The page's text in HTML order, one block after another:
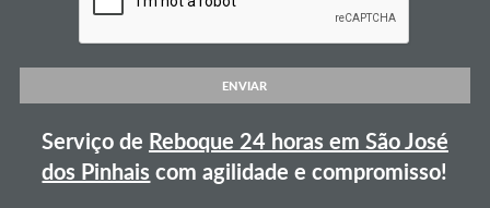
ENVIAR
Serviço de Reboque 24 horas em São José
dos Pinhais com agilidade e compromisso!